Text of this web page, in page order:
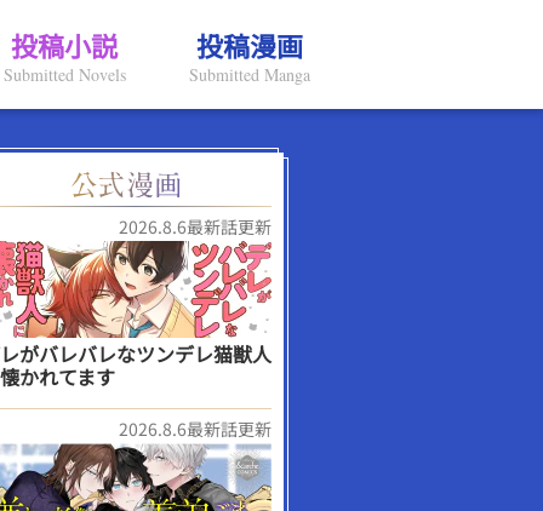
投稿小説
Submitted Novels
投稿漫画
Submitted Manga
2026.8.6最新話更新
がバレバレなツンデレ猫獣人
かれてます
2026.8.6最新話更新